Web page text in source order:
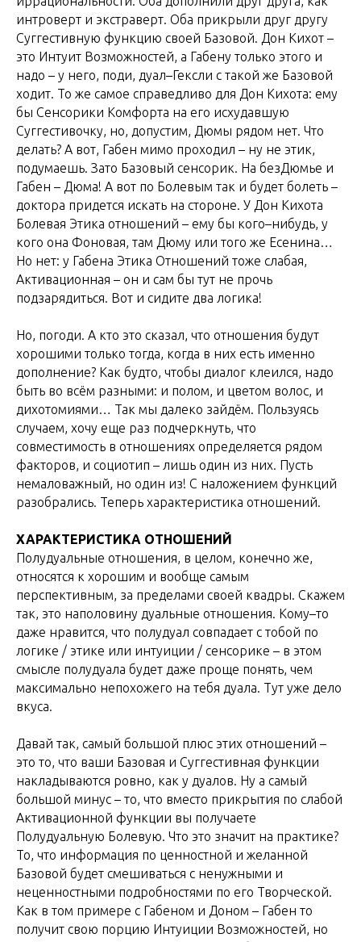
интроверт и экстраверт. Оба прикрыли друг другу
Суггестивную функцию своей Базовой. Дон Кихот –
это Интуит Возможностей, а Габену только этого и
надо – у него, поди, дуал–Гексли с такой же Базовой
ходит. То же самое справедливо для Дон Кихота: ему
бы Сенсорики Комфорта на его исхудавшую
Суггестивочку, но, допустим, Дюмы рядом нет. Что
делать? А вот, Габен мимо проходил – ну не этик,
подумаешь. Зато Базовый сенсорик. На безДюмье и
Габен – Дюма! А вот по Болевым так и будет болеть –
доктора придется искать на стороне. У Дон Кихота
Болевая Этика отношений – ему бы кого–нибудь, у
кого она Фоновая, там Дюму или того же Есенина…
Но нет: у Габена Этика Отношений тоже слабая,
Активационная – он и сам бы тут не прочь
подзарядиться. Вот и сидите два логика!
Но, погоди. А кто это сказал, что отношения будут
хорошими только тогда, когда в них есть именно
дополнение? Как будто, чтобы диалог клеился, надо
быть во всём разными: и полом, и цветом волос, и
дихотомиями… Так мы далеко зайдём. Пользуясь
случаем, хочу еще раз подчеркнуть, что
совместимость в отношениях определяется рядом
факторов, и социотип – лишь один из них. Пусть
немаловажный, но один из! С наложением функций
разобрались. Теперь характеристика отношений.
ХАРАКТЕРИСТИКА ОТНОШЕНИЙ
Полудуальные отношения, в целом, конечно же,
относятся к хорошим и вообще самым
перспективным, за пределами своей квадры. Скажем
так, это наполовину дуальные отношения. Кому–то
даже нравится, что полудуал совпадает с тобой по
логике / этике или интуиции / сенсорике – в этом
смысле полудуала будет даже проще понять, чем
максимально непохожего на тебя дуала. Тут уже дело
вкуса.
Давай так, самый большой плюс этих отношений –
это то, что ваши Базовая и Суггестивная функции
накладываются ровно, как у дуалов. Ну а самый
большой минус – то, что вместо прикрытия по слабой
Активационной функции вы получаете
Полудуальную Болевую. Что это значит на практике?
То, что информация по ценностной и желанной
Базовой будет смешиваться с ненужными и
неценностными подробностями по его Творческой.
Как в том примере с Габеном и Доном – Габен то
получит свою порцию Интуиции Возможностей, но